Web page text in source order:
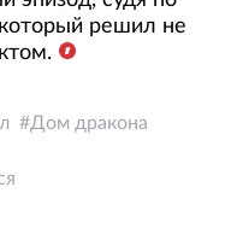
решил не
Дом дракона